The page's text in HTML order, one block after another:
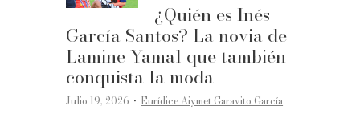
¿Quién es Inés
García Santos? La novia de
Lamine Yamal que también
conquista la moda
Julio 19, 2026 ·Eurídice Aiymet Garavito García